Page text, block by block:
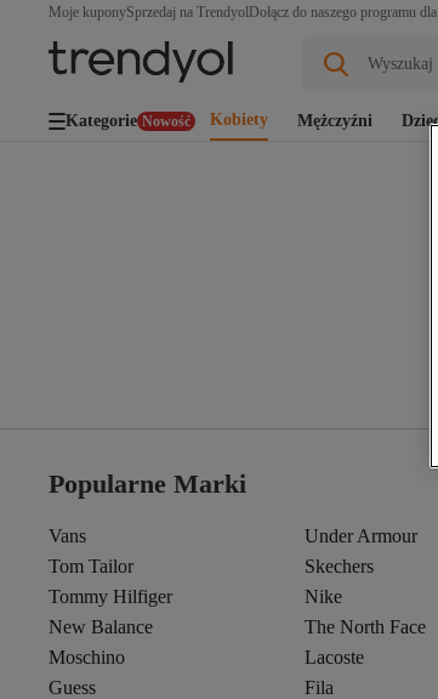
Moje kuponySprzedaj na Trendyol Dołącz do naszego programu
Kategorie Nowość Kobiety Mężczyźni
Popularne Marki
Vans Under Armour
Tom Tailor
Skechers
Tommy Hilfiger
Nike
New Balance
The North Face
Moschino
Lacoste
Guess
Fila